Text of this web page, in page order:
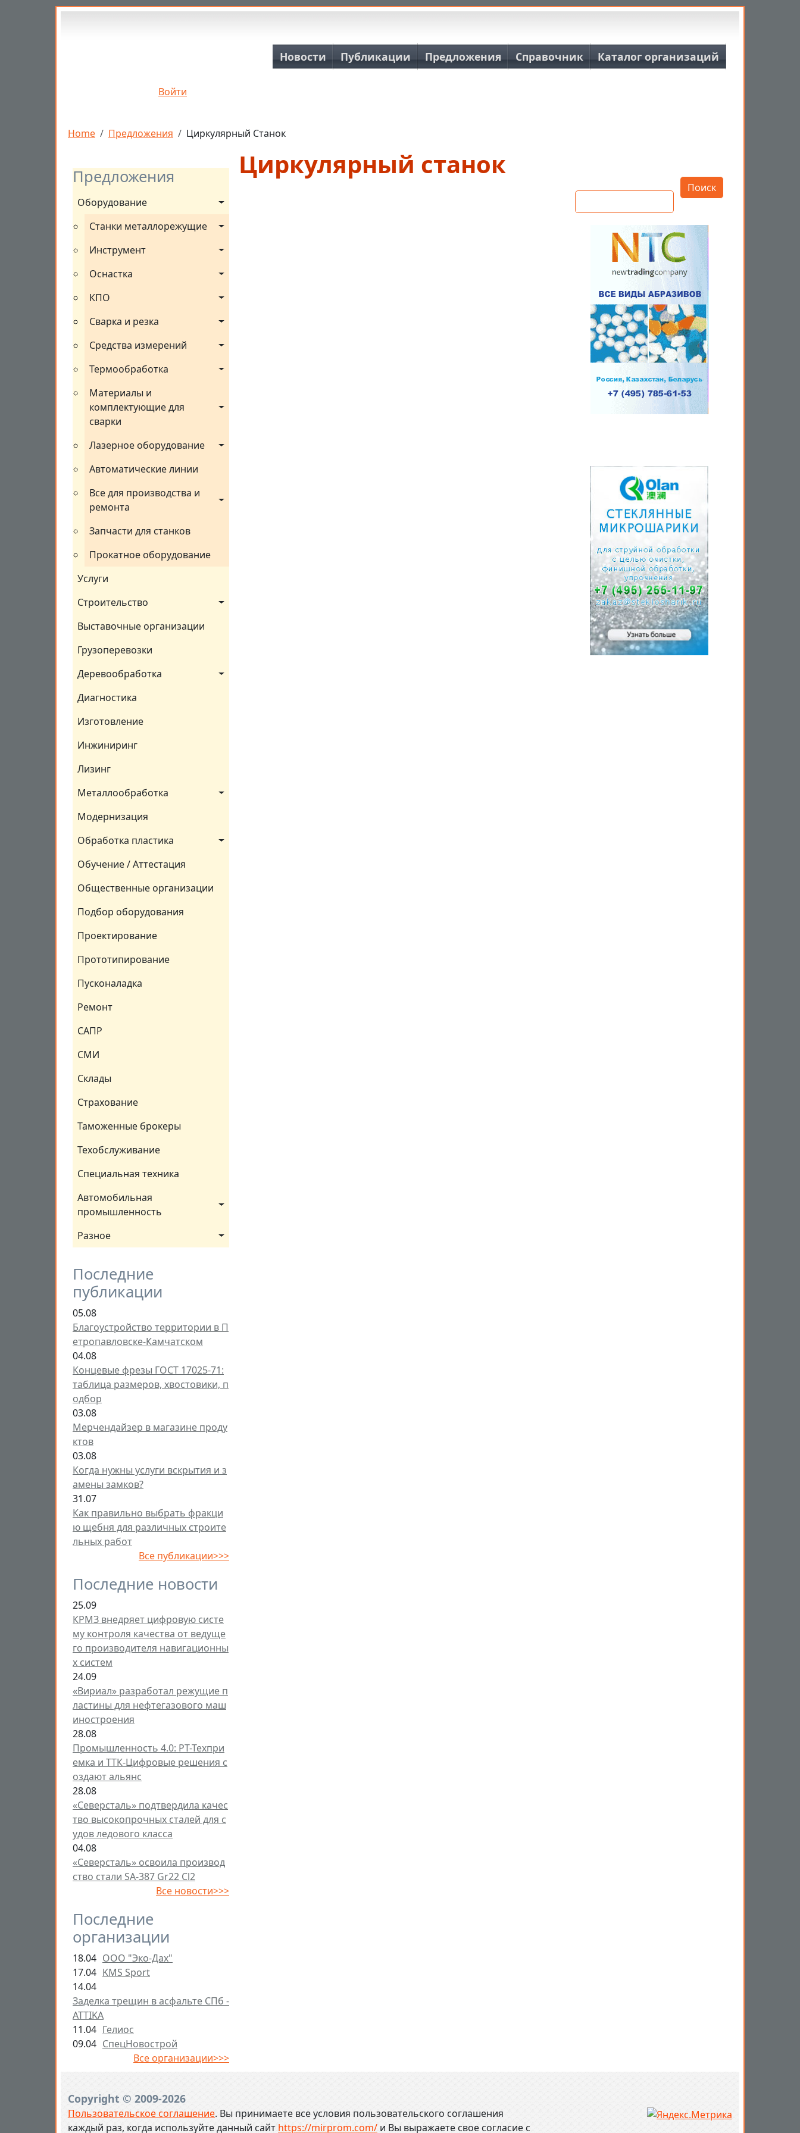
Перейти к основному содержанию
Войти
Основная навигация
Новости Публикации Предложения Справочник Каталог организаций
Строка навигации
Home Предложения Циркулярный Станок
Предложения
Оборудование
Станки металлорежущие
Инструмент
Оснастка
КПО
Сварка и резка
Средства измерений
Термообработка
Материалы и
комплектующие для
сварки
Лазерное оборудование
Автоматические линии
Все для производства и
ремонта
Запчасти для станков
Прокатное оборудование
Услуги
Строительство
Выставочные организации
Грузоперевозки
Деревообработка
Диагностика
Изготовление
Инжиниринг
Лизинг
Металлообработка
Модернизация
Обработка пластика
Обучение / Аттестация
Общественные организации
Подбор оборудования
Проектирование
Прототипирование
Пусконаладка
Ремонт
САПР
СМИ
Склады
Страхование
Таможенные брокеры
Техобслуживание
Специальная техника
Автомобильная
промышленность
Разное
Последние
публикации
05.08
Благоустройство территории в П
етропавловске-Камчатском
04.08
Концевые фрезы ГОСТ 17025-71:
таблица размеров, хвостовики, п
одбор
03.08
Мерчендайзер в магазине проду
ктов
03.08
Когда нужны услуги вскрытия и з
амены замков?
31.07
Как правильно выбрать фракци
ю щебня для различных строите
льных работ
Все публикации>>>
Последние новости
25.09
КРМЗ внедряет цифровую систе
му контроля качества от ведуще
го производителя навигационны
х систем
24.09
«Вириал» разработал режущие п
ластины для нефтегазового маш
иностроения
28.08
Промышленность 4.0: РТ-Техпри
емка и ТТК-Цифровые решения с
оздают альянс
28.08
«Северсталь» подтвердила качес
тво высокопрочных сталей для с
удов ледового класса
04.08
«Северсталь» освоила производ
ство стали SA-387 Gr22 Cl2
Все новости>>>
Последние
организации
18.04 ООО "Эко-Дах"
17.04 KMS Sport
14.04
Заделка трещин в асфальте СПб -
ATTIKA
11.04 Гелиос
09.04 СпецНовострой
Все организации>>>
Циркулярный станок
Copyright © 2009-2026
Пользовательское соглашение. Вы принимаете все условия пользовательского соглашения
каждый раз, когда используйте данный сайт https://mirprom.com/ и Вы выражаете свое согласие с